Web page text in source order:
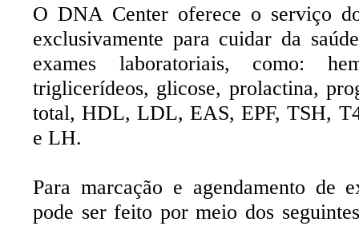
O DNA Center oferece o serviço
exclusivamente para cuidar da
exames laboratoriais, como:
triglicerídeos, glicose, prolactina,
total, HDL, LDL, EAS, EPF, TSH,
e LH.
Para marcação e agendamento de
pode ser feito por meio dos